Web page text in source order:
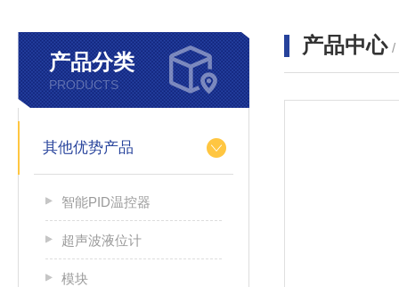
产品分类
PRODUCTS
其他优势产品
智能PID温控器
超声波液位计
模块
产品中心 /